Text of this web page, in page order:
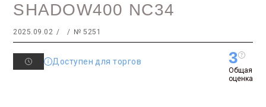
SHADOW400 NC34
2025.09.02 № 5251
Доступен для торгов 3
Общая
оценка